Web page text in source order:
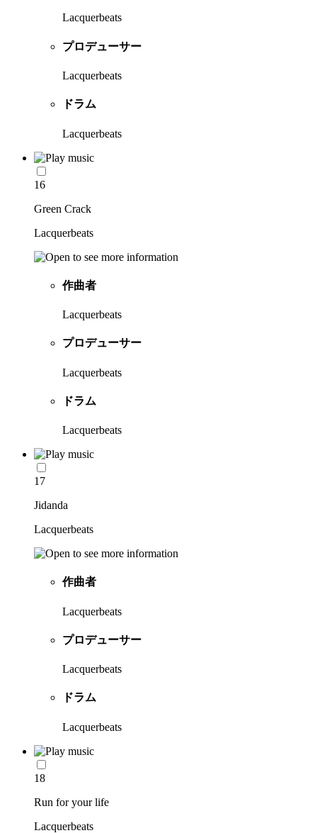
Lacquerbeats
プロデューサー
Lacquerbeats
ドラム
Lacquerbeats
16
Green Crack
Lacquerbeats
作曲者
Lacquerbeats
プロデューサー
Lacquerbeats
ドラム
Lacquerbeats
17
Jidanda
Lacquerbeats
作曲者
Lacquerbeats
プロデューサー
Lacquerbeats
ドラム
Lacquerbeats
18
Run for your life
Lacquerbeats